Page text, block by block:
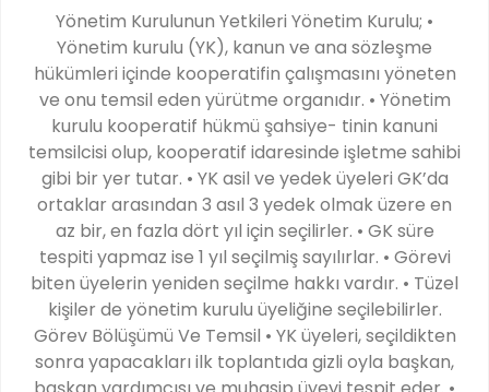
Yönetim Kurulunun Yetkileri Yönetim Kurulu; •
Yönetim kurulu (YK), kanun ve ana sözleşme
hükümleri içinde kooperatifin çalışmasını yöneten
ve onu temsil eden yürütme organıdır. • Yönetim
kurulu kooperatif hükmü şahsiye- tinin kanuni
temsilcisi olup, kooperatif idaresinde işletme sahibi
gibi bir yer tutar. • YK asil ve yedek üyeleri GK’da
ortaklar arasından 3 asıl 3 yedek olmak üzere en
az bir, en fazla dört yıl için seçilirler. • GK süre
tespiti yapmaz ise 1 yıl seçilmiş sayılırlar. • Görevi
biten üyelerin yeniden seçilme hakkı vardır. • Tüzel
kişiler de yönetim kurulu üyeliğine seçilebilirler.
Görev Bölüşümü Ve Temsil • YK üyeleri, seçildikten
sonra yapacakları ilk toplantıda gizli oyla başkan,